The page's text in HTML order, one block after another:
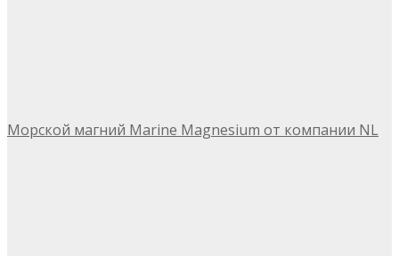
Морской магний Marine Magnesium от компании NL